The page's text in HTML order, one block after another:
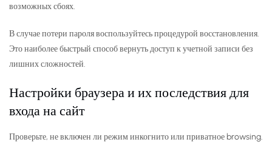
возможных сбоях.
В случае потери пароля воспользуйтесь процедурой восстановления.
Это наиболее быстрый способ вернуть доступ к учетной записи без
лишних сложностей.
Настройки браузера и их последствия для
входа на сайт
Проверьте, не включен ли режим инкогнито или приватное browsing.